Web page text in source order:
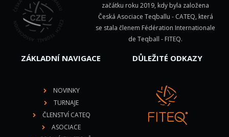
začátku roku 2019, kdy byla založena
Česká Asociace Teqballu - CATEQ, která
se stala členem Fédération Internationale
de Teqball - FITEQ.
ZÁKLADNÍ NAVIGACE
NOVINKY
TURNAJE
ČLENSTVÍ CATEQ
ASOCIACE
DŮLEŽITÉ ODKAZY